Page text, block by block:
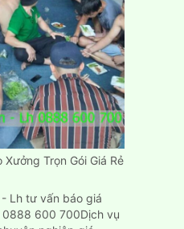
Xưởng Trọn Gói Giá Rẻ
Lh tư vấn báo giá
600 700Dịch vụ